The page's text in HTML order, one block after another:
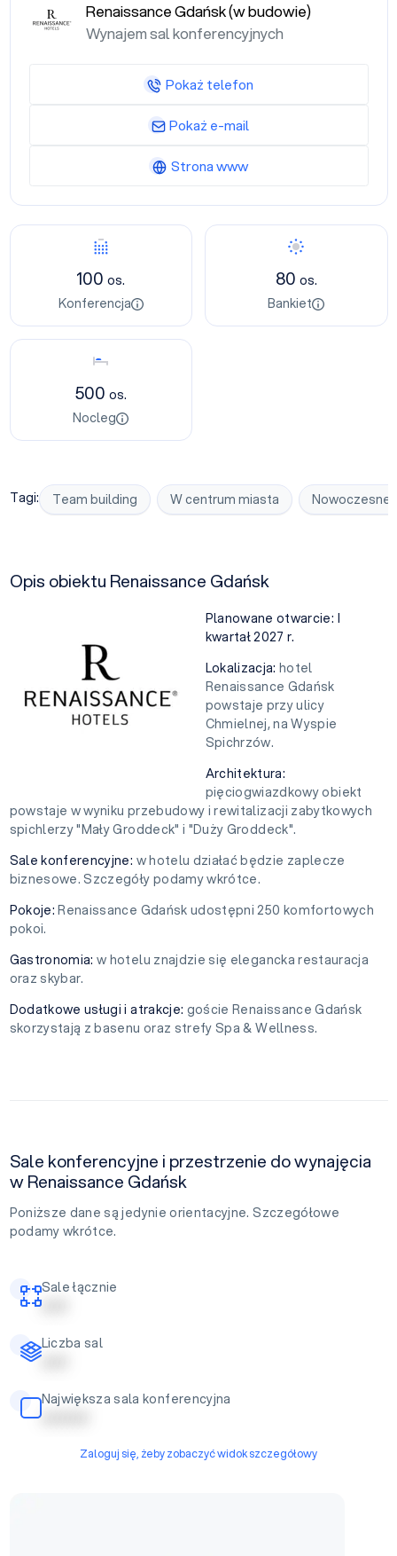
Konferencja
100os.
Konferencja
Bankiet
80 os.
Bankiet
Nocleg
500 os.
Nocleg
Tagi: Team building W centrum miasta Nowoczesne
Opis obiektu Renaissance Gdańsk
Planowane otwarcie: I
kwartał 2027 r.
Lokalizacja: hotel
Renaissance Gdańsk
powstaje przy ulicy
Chmielnej, na Wyspie
Spichrzów.
Architektura:
pięciogwiazdkowy obiekt
powstaje w wyniku przebudowy i rewitalizacji zabytkowych
spichlerzy "Mały Groddeck" i "Duży Groddeck".
Sale konferencyjne: w hotelu działać będzie zaplecze
biznesowe. Szczegóły podamy wkrótce.
Pokoje: Renaissance Gdańsk udostępni 250 komfortowych
pokoi.
Gastronomia: w hotelu znajdzie się elegancka restauracja
oraz skybar.
Dodatkowe usługi i atrakcje: goście Renaissance Gdańsk
skorzystają z basenu oraz strefy Spa & Wellness.
Sale konferencyjne i przestrzenie do wynajęcia
w Renaissance Gdańsk
Poniższe dane są jedynie orientacyjne. Szczegółowe
podamy wkrótce.
Sale łącznie
| | | | |
Liczba sal
| | | | |
Największa sala konferencyjna
| | | | | | | | |
Zaloguj się, żeby zobaczyć widok szczegółowy
Renaissance Gdańsk (w budowie)
Wynajem sal konferencyjnych
Pokaż telefon
Pokaż e-mail
Strona www